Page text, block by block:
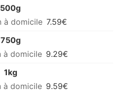
500g
7.59€
750g
9.29€
1kg
9.59€